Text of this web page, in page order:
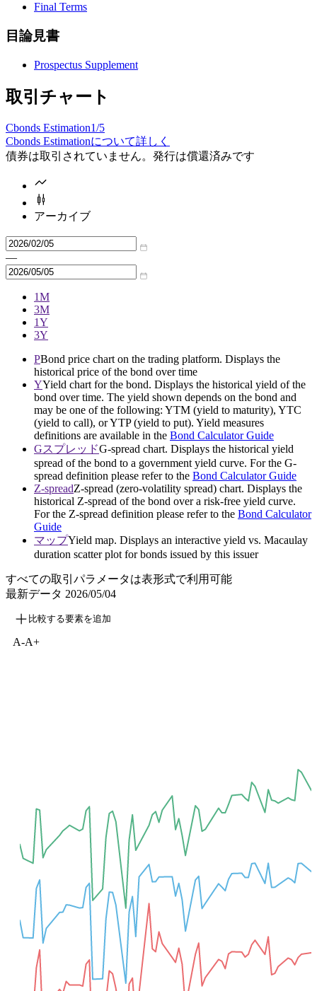
Final Terms
目論見書
Prospectus Supplement
取引チャート
Cbonds Estimation1/5
Cbonds Estimationについて詳しく
債券は取引されていません。発行は償還済みです
アーカイブ
—
1M
3M
1Y
3Y
PBond price chart on the trading platform. Displays the
historical price of the bond over time
YYield chart for the bond. Displays the historical yield of the
bond over time. The yield shown depends on the bond and
may be one of the following: YTM (yield to maturity), YTC
(yield to call), or YTP (yield to put). Yield measures
definitions are available in the Bond Calculator Guide
GスプレッドG-spread chart. Displays the historical yield
spread of the bond to a government yield curve. For the G-
spread definition please refer to the Bond Calculator Guide
Z-spreadZ-spread (zero-volatility spread) chart. Displays the
historical Z-spread of the bond over a risk-free yield curve.
For the Z-spread definition please refer to the Bond Calculator
Guide
マップYield map. Displays an interactive yield vs. Macaulay
duration scatter plot for bonds issued by this issuer
すべての取引パラメータは表形式で利用可能
最新データ 2026/05/04
比較する要素を追加